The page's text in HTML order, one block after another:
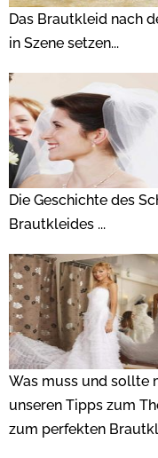
Das Brautkleid nach
in Szene setzen...
Die Geschichte des
Brautkleides ...
Was muss und sollte
unseren Tipps zum
zum perfekten